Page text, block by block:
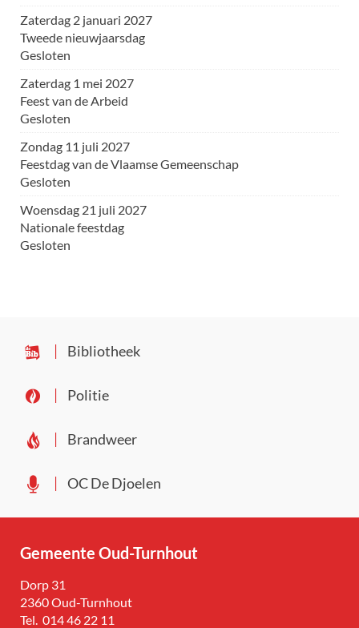
zaterdag 2 januari 2027
Tweede nieuwjaarsdag
Gesloten
zaterdag 1 mei 2027
Feest van de Arbeid
Gesloten
zondag 11 juli 2027
Feestdag van de Vlaamse Gemeenschap
Gesloten
woensdag 21 juli 2027
Nationale feestdag
Gesloten
Bibliotheek
Politie
Brandweer
OC De Djoelen
Gemeente Oud-Turnhout
Adres
Dorp 31
,2360Oud-Turnhout
Tel. 014 46 22 11